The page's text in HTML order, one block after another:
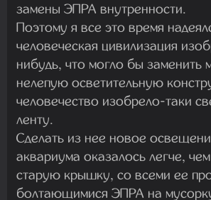
замены ЭПРА внутренности.
Поэтому я все это время
человеческая цивилизация
нибудь, что могло бы заменить
нелепую осветительную
человечество изобрело-таки
ленту.
Сделать из нее новое
аквариума оказалось легче,
старую крышку, со всеми ее
болтающимися ЭПРА на